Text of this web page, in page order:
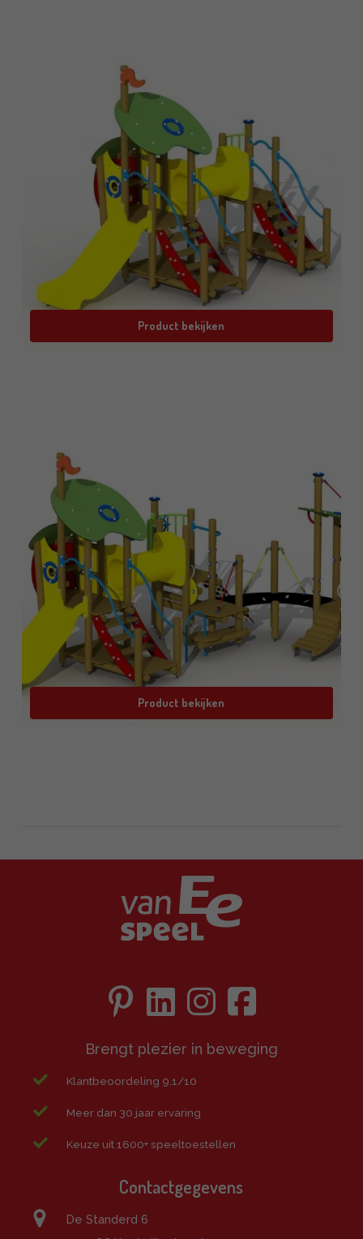
Product bekijken
Product bekijken
Brengt plezier in beweging
Klantbeoordeling 9,1/10
Meer dan 30 jaar ervaring
Keuze uit 1600+ speeltoestellen
Contactgegevens
De Standerd 6